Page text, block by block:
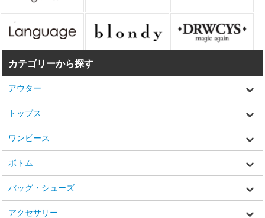
カテゴリーから探す
アウター
トップス
ワンピース
ボトム
バッグ・シューズ
アクセサリー